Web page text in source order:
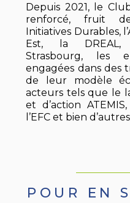
Depuis 2021, le
renforcé, fruit
Initiatives Durables,
Est, la DREAL,
Strasbourg, les
engagées dans des
de leur modèle
acteurs tels que le
et d’action
l’EFC et bien
POUR EN